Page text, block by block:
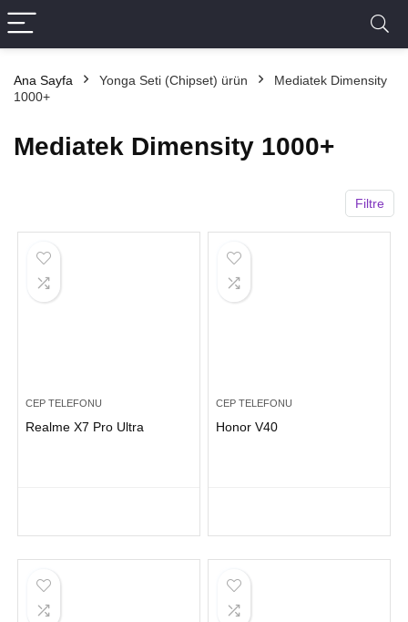
Ana Sayfa Yonga Seti (Chipset) ürün
Mediatek Dimensity
1000+
Mediatek Dimensity 1000+
Filtre
CEP TELEFONU
Realme X7 Pro Ultra
CEP TELEFONU
Honor V40